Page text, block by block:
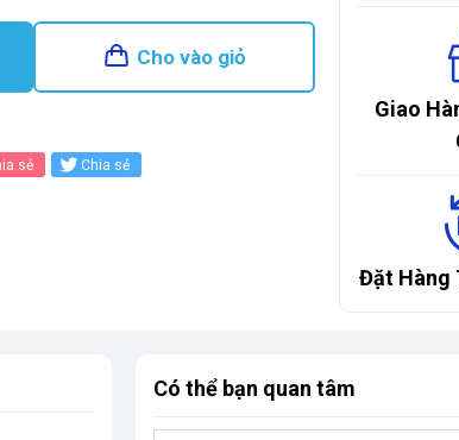
Cho vào giỏ
sẻ Chia sẻ
Giao
Đặt Hàng
Có thể bạn quan tâm